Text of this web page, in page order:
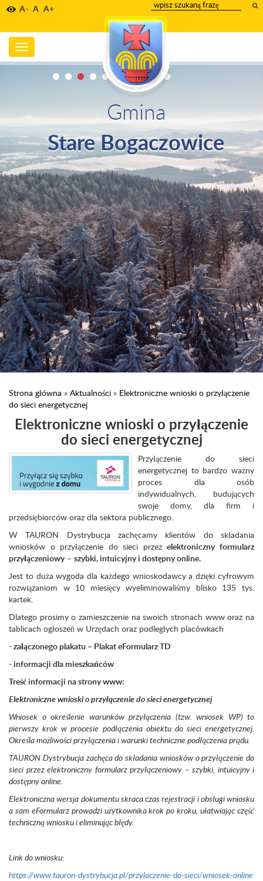
A- A A+
wpisz
szukany
tekst
Toggle
navigation
Gmina
Stare Bogaczowice
Strona główna » Aktualności » Elektroniczne wnioski o przyłączenie
do sieci energetycznej
Elektroniczne wnioski o przyłączenie
do sieci energetycznej
Przyłączenie do sieci
energetycznej to bardzo ważny
proces dla osób
indywidualnych, budujących
swoje domy, dla firm i
przedsiębiorców oraz dla sektora publicznego.
W TAURON Dystrybucja zachęcamy klientów do składania
wniosków o przyłączenie do sieci przezelektroniczny formularz
przyłączeniowy– szybki, intuicyjny i dostępny online.
Jest to duża wygoda dla każdego wnioskodawcy a dzięki cyfrowym
rozwiązaniom w 10 miesięcy wyeliminowaliśmy blisko 135 tys.
kartek.
Dlatego prosimy o zamieszczenie na swoich stronach www oraz na
tablicach ogłoszeń w Urzędach oraz podległych placówkach
-załączonego plakatu – Plakat eFormularz TD
-informacji dla mieszkańców
Treść informacji na strony www:
Elektroniczne wnioski o przyłączenie do sieci energetycznej
Wniosek o określenie warunków przyłączenia (tzw. wniosek WP) to
pierwszy krok w procesie podłączenia obiektu do sieci energetycznej.
Określa możliwości przyłączenia i warunki techniczne podłączenia prądu.
TAURON Dystrybucja zachęca do składania wniosków o przyłączenie do
sieci przez elektroniczny formularz przyłączeniowy – szybki, intuicyjny i
dostępny online.
Elektroniczna wersja dokumentu skraca czas rejestracji i obsługi wniosku
a sam eFormularz prowadzi użytkownika krok po kroku, ułatwiając część
techniczną wniosku i eliminując błędy.
Link do wniosku:
https://www.tauron-dystrybucja.pl/przylaczenie-do-sieci/wniosek-online